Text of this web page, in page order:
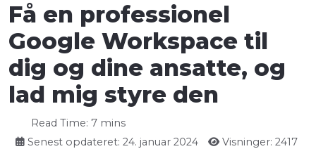
Få en professionel
Google Workspace til
dig og dine ansatte, og
lad mig styre den
Read Time: 7 mins
Senest opdateret: 24. januar 2024
Visninger: 2417